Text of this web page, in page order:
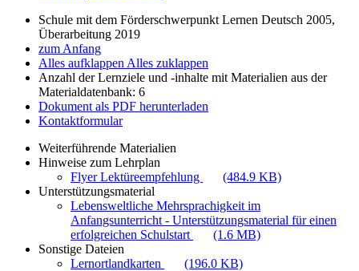
Schule mit dem Förderschwerpunkt Lernen Deutsch 2005,
Überarbeitung 2019
zum Anfang
Alles aufklappen Alles zuklappen
Anzahl der Lernziele und -inhalte mit Materialien aus der
Materialdatenbank: 6
Dokument als PDF herunterladen
Kontaktformular
Weiterführende Materialien
Hinweise zum Lehrplan
Flyer Lektüreempfehlung
(484.9 KB)
Unterstützungsmaterial
Lebensweltliche Mehrsprachigkeit im
Anfangsunterricht - Unterstützungsmaterial für einen
erfolgreichen Schulstart
(1.6 MB)
Sonstige Dateien
Lernortlandkarten
(196.0 KB)